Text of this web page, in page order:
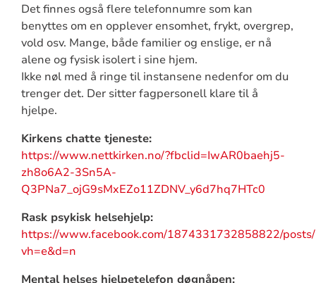
Det finnes også flere telefonnumre som kan
benyttes om en opplever ensomhet, frykt, overgrep,
vold osv. Mange, både familier og enslige, er nå
alene og fysisk isolert i sine hjem.
Ikke nøl med å ringe til instansene nedenfor om du
trenger det. Der sitter fagpersonell klare til å
hjelpe.
Kirkens chatte tjeneste:
https://www.nettkirken.no/?fbclid=IwAR0baehj5-
zh8o6A2-3Sn5A-
Q3PNa7_ojG9sMxEZo11ZDNV_y6d7hq7HTc0
Rask psykisk helsehjelp:
https://www.facebook.com/1874331732858822/
vh=e&d=n
Mental helses hjelpetelefon døgnåpen: